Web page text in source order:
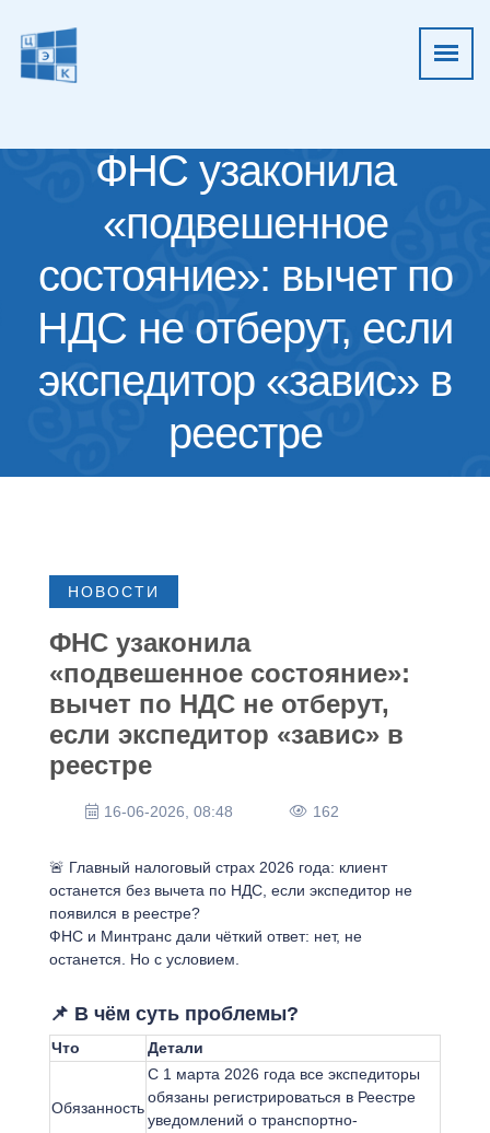
ФНС узаконила
«подвешенное
состояние»: вычет по
НДС не отберут, если
экспедитор «завис» в
реестре
НОВОСТИ
ФНС узаконила
«подвешенное состояние»:
вычет по НДС не отберут,
если экспедитор «завис» в
реестре
16-06-2026, 08:48 162
🚨 Главный налоговый страх 2026 года: клиент
останется без вычета по НДС, если экспедитор не
появился в реестре?
ФНС и Минтранс дали чёткий ответ: нет, не
останется. Но с условием.
📌 В чём суть проблемы?
Что Детали
Обязанность
С 1 марта 2026 года все экспедиторы
обязаны регистрироваться в Реестре
уведомлений о транспортно-